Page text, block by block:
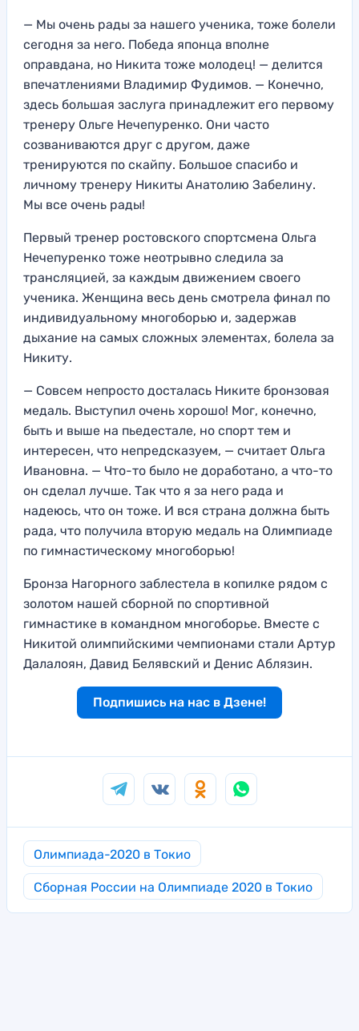
— Мы очень рады за нашего ученика, тоже болели
сегодня за него. Победа японца вполне
оправдана, но Никита тоже молодец! — делится
впечатлениями Владимир Фудимов. — Конечно,
здесь большая заслуга принадлежит его первому
тренеру Ольге Нечепуренко. Они часто
созваниваются друг с другом, даже
тренируются по скайпу. Большое спасибо и
личному тренеру Никиты Анатолию Забелину.
Мы все очень рады!
Первый тренер ростовского спортсмена Ольга
Нечепуренко тоже неотрывно следила за
трансляцией, за каждым движением своего
ученика. Женщина весь день смотрела финал по
индивидуальному многоборью и, задержав
дыхание на самых сложных элементах, болела за
Никиту.
— Совсем непросто досталась Никите бронзовая
медаль. Выступил очень хорошо! Мог, конечно,
быть и выше на пьедестале, но спорт тем и
интересен, что непредсказуем, — считает Ольга
Ивановна. — Что-то было не доработано, а что-то
он сделал лучше. Так что я за него рада и
надеюсь, что он тоже. И вся страна должна быть
рада, что получила вторую медаль на Олимпиаде
по гимнастическому многоборью!
Бронза Нагорного заблестела в копилке рядом с
золотом нашей сборной по спортивной
гимнастике в командном многоборье. Вместе с
Никитой олимпийскими чемпионами стали Артур
Далалоян, Давид Белявский и Денис Аблязин.
Подпишись на нас в Дзене!
Олимпиада-2020 в Токио
Сборная России на Олимпиаде 2020 в Токио